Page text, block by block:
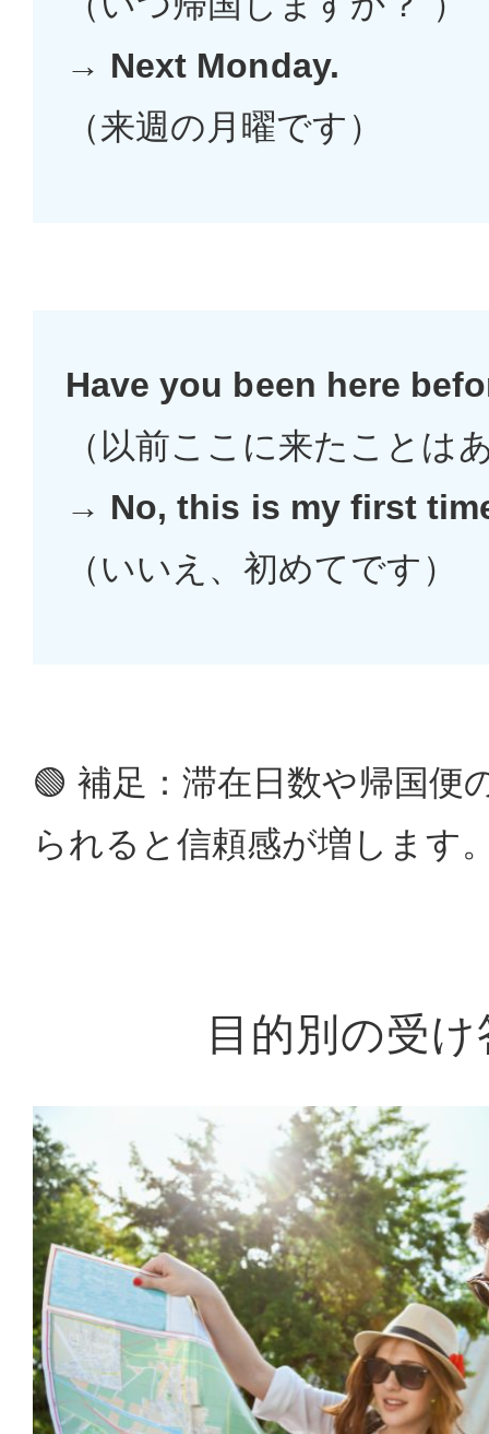
→ Next Monday.
（来週の月曜です）
Have you been here
（以前ここに来たことは
→ No, this is my first
（いいえ、初めてです）
🟢 補足：滞在日数や帰国便
られると信頼感が増します
目的別の受